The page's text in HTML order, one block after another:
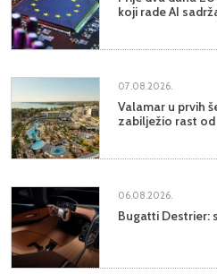
koji rade AI
07.08.2026.
Valamar u prvih
zabilježio rast od
06.08.2026.
Bugatti Destrier: